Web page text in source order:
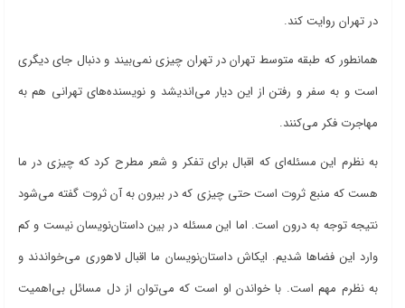
در تهران روایت کند.
همانطور که طبقه متوسط تهران در تهران چیزی نمی‌بیند و دنبال جای دیگری
است و به سفر و رفتن از این دیار می‌اندیشد و نویسنده‌های تهرانی هم به
مهاجرت فکر می‌کنند.
به نظرم این مسئله‌ای که اقبال برای تفکر و شعر مطرح کرد که چیزی در ما
هست که منبع ثروت است حتی چیزی که در بیرون به آن ثروت گفته می‌شود
نتیجه توجه به درون است. اما این مسئله در بین داستان‌نویسان نیست و کم
وارد این فضاها شدیم. ایکاش داستان‌نویسان ما اقبال لاهوری می‌خواندند و
به نظرم مهم است. با خواندن او است که می‌توان از دل مسائل بی‌اهمیت